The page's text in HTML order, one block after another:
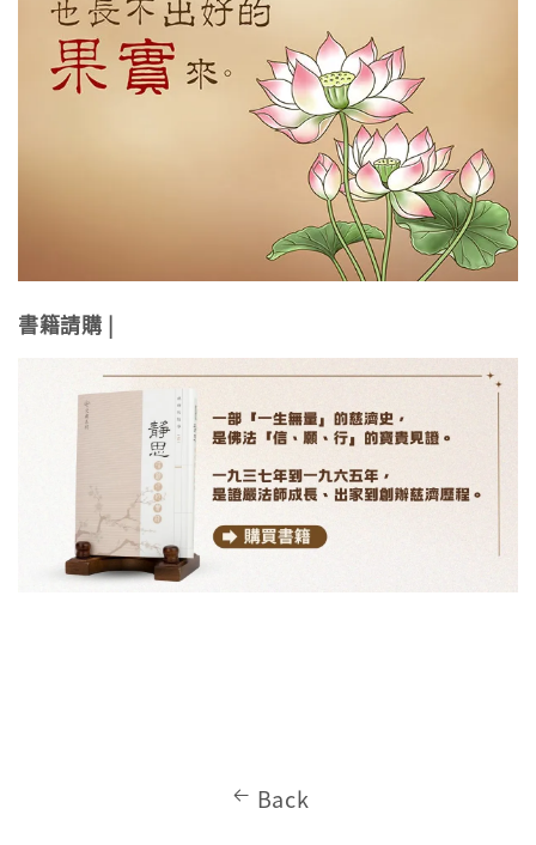
書籍請購 |
Back